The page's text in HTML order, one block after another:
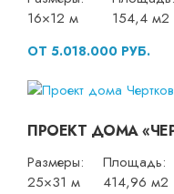
16×12 м
154,4 м2
ОТ 5.018.000 РУБ.
ПРОЕКТ ДОМА
Размеры:
25×31 м
Площадь:
414,96 м2